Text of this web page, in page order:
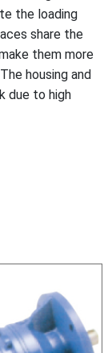
the loading
share the
them more
housing and
due to high